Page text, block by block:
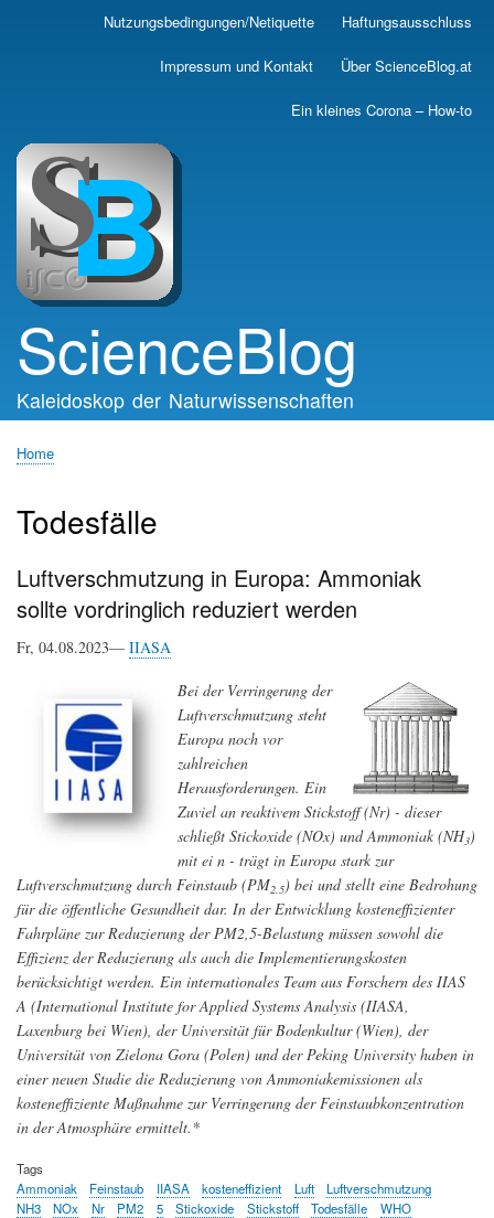
Skip
main
Nutzungsbedingungen/Netiquette Haftungsausschluss
Impressum und Kontakt Über ScienceBlog.at
Ein kleines Corona – How-to
ScienceBlog
Kaleidoskop der Naturwissenschaften
Home
Todesfälle
Luftverschmutzung in Europa: Ammoniak
sollte vordringlich reduziert werden
Fr, 04.08.2023— IIASA
Bei der Verringerung der
Luftverschmutzung steht
Europa noch vor
zahlreichen
Herausforderungen. Ein
Zuviel an reaktivem Stickstoff (Nr) - dieser
schließt Stickoxide (NOx) und Ammoniak (NH3)
mit ei n - trägt in Europa stark zur
Luftverschmutzung durch Feinstaub (PM2.5) bei und stellt eine Bedrohung
für die öffentliche Gesundheit dar. In der Entwicklung kosteneffizienter
Fahrpläne zur Reduzierung der PM2,5-Belastung müssen sowohl die
Effizienz der Reduzierung als auch die Implementierungskosten
berücksichtigt werden. Ein internationales Team aus Forschern des IIAS
A (International Institute for Applied Systems Analysis (IIASA,
Laxenburg bei Wien), der Universität für Bodenkultur (Wien), der
Universität von Zielona Gora (Polen) und der Peking University haben in
einer neuen Studie die Reduzierung von Ammoniakemissionen als
kosteneffiziente Maßnahme zur Verringerung der Feinstaubkonzentration
in der Atmosphäre ermittelt.*
Tags
Ammoniak
Feinstaub IIASA kosteneffizient Luft
Luftverschmutzung
NH3
NOx Nr PM2 5 Stickoxide Stickstoff Todesfälle WHO